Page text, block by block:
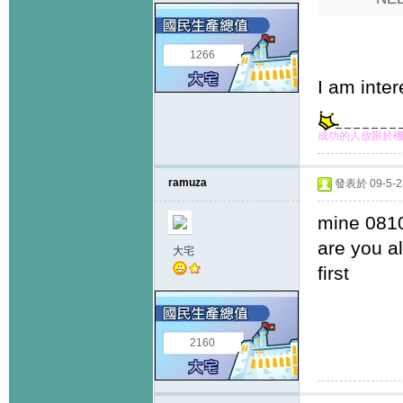
1266
I am
成功的人放眼於
ramuza
大宅
2160
發表於 09-5-
mine
are you
first